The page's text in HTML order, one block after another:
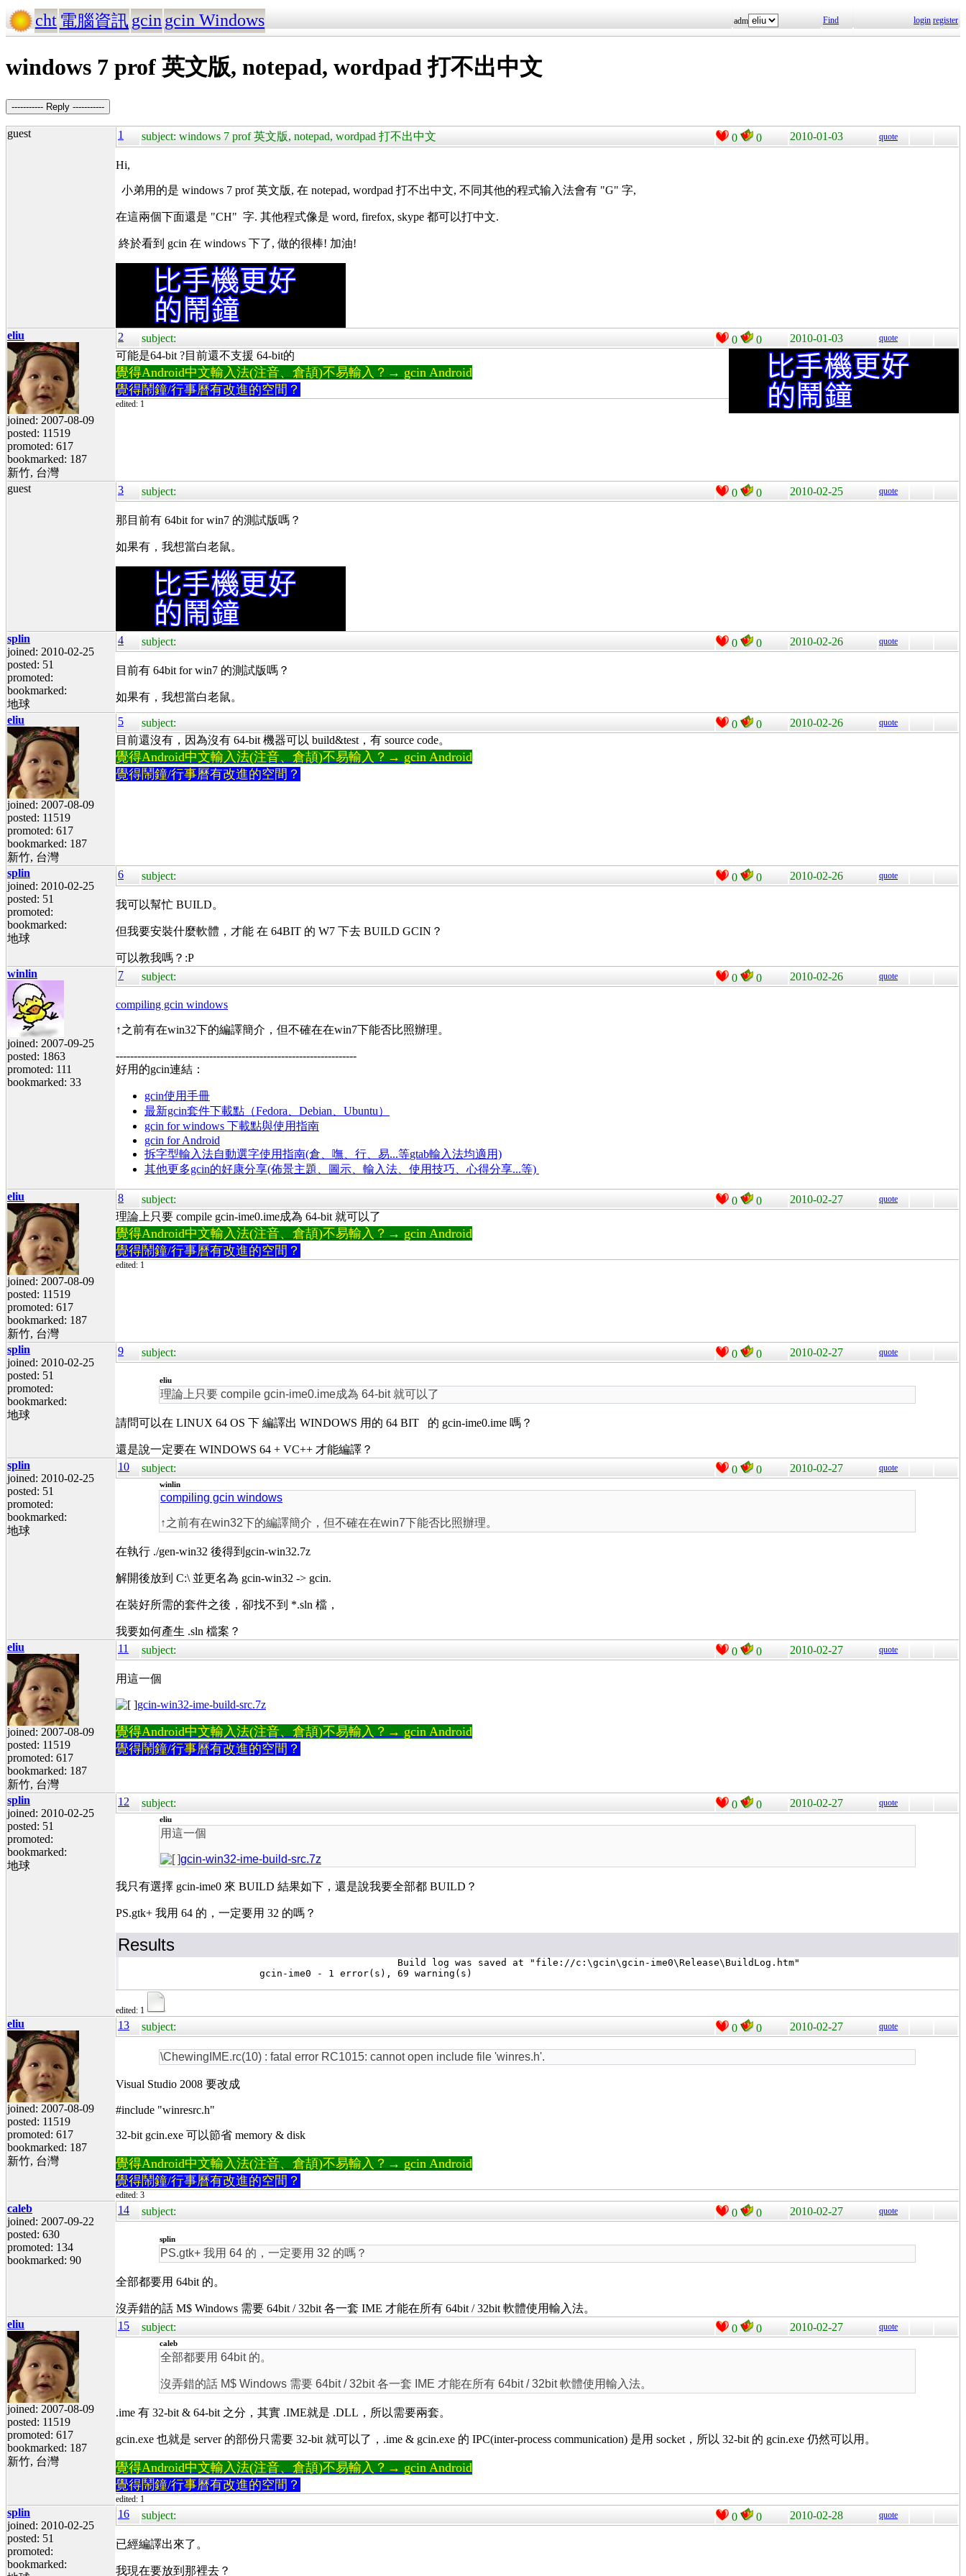
cht 電腦資訊 gcin gcin Windows adm Find login register
windows 7 prof 英文版, notepad, wordpad 打不出中文
----------- Reply -----------
guest 1 subject: windows 7 prof 英文版, notepad, wordpad 打不出中文 0 0 2010-01-03 quote
Hi,
小弟用的是 windows 7 prof 英文版, 在 notepad, wordpad 打不出中文, 不同其他的程式输入法會有 "G" 字,
在這兩個下面還是 "CH" 字. 其他程式像是 word, firefox, skype 都可以打中文.
終於看到 gcin 在 windows 下了, 做的很棒! 加油!
eliu
joined: 2007-08-09
posted: 11519
promoted: 617
bookmarked: 187
新竹, 台灣
2 subject: 0 0 2010-01-03 quote
可能是64-bit ?目前還不支援 64-bit的
覺得Android中文輸入法(注音、倉頡)不易輸入？→ gcin Android
覺得鬧鐘/行事曆有改進的空間？
edited: 1
guest 3 subject: 0 0 2010-02-25 quote
那目前有 64bit for win7 的測試版嗎？
如果有，我想當白老鼠。
splin
joined: 2010-02-25
posted: 51
promoted:
bookmarked:
地球
4 subject: 0 0 2010-02-26 quote
目前有 64bit for win7 的測試版嗎？
如果有，我想當白老鼠。
eliu
joined: 2007-08-09
posted: 11519
promoted: 617
bookmarked: 187
新竹, 台灣
5 subject: 0 0 2010-02-26 quote
目前還沒有，因為沒有 64-bit 機器可以 build&test，有 source code。
覺得Android中文輸入法(注音、倉頡)不易輸入？→ gcin Android
覺得鬧鐘/行事曆有改進的空間？
splin
joined: 2010-02-25
posted: 51
promoted:
bookmarked:
地球
6 subject: 0 0 2010-02-26 quote
我可以幫忙 BUILD。
但我要安裝什麼軟體，才能 在 64BIT 的 W7 下去 BUILD GCIN？
可以教我嗎？:P
winlin
joined: 2007-09-25
posted: 1863
promoted: 111
bookmarked: 33
7 subject: 0 0 2010-02-26 quote
compiling gcin windows
↑之前有在win32下的編譯簡介，但不確在在win7下能否比照辦理。
-------------------------------------------------------------------
好用的gcin連結：
gcin使用手冊
最新gcin套件下載點（Fedora、Debian、Ubuntu）
gcin for windows 下載點與使用指南
gcin for Android
拆字型輸入法自動選字使用指南(倉、嘸、行、易...等gtab輸入法均適用)
其他更多gcin的好康分享(佈景主題、圖示、輸入法、使用技巧、心得分享...等)
eliu
joined: 2007-08-09
posted: 11519
promoted: 617
bookmarked: 187
新竹, 台灣
8 subject: 0 0 2010-02-27 quote
理論上只要 compile gcin-ime0.ime成為 64-bit 就可以了
覺得Android中文輸入法(注音、倉頡)不易輸入？→ gcin Android
覺得鬧鐘/行事曆有改進的空間？
edited: 1
splin
joined: 2010-02-25
posted: 51
promoted:
bookmarked:
地球
9 subject: 0 0 2010-02-27 quote
eliu
理論上只要 compile gcin-ime0.ime成為 64-bit 就可以了
請問可以在 LINUX 64 OS 下 編譯出 WINDOWS 用的 64 BIT 的 gcin-ime0.ime 嗎？
還是說一定要在 WINDOWS 64 + VC++ 才能編譯？
splin
joined: 2010-02-25
posted: 51
promoted:
bookmarked:
地球
10 subject: 0 0 2010-02-27 quote
winlin
compiling gcin windows
↑之前有在win32下的編譯簡介，但不確在在win7下能否比照辦理。
在執行 ./gen-win32 後得到gcin-win32.7z
解開後放到 C:\ 並更名為 gcin-win32 -> gcin.
在裝好所需的套件之後，卻找不到 *.sln 檔，
我要如何產生 .sln 檔案？
eliu
joined: 2007-08-09
posted: 11519
promoted: 617
bookmarked: 187
新竹, 台灣
11 subject: 0 0 2010-02-27 quote
用這一個
gcin-win32-ime-build-src.7z
覺得Android中文輸入法(注音、倉頡)不易輸入？→ gcin Android
覺得鬧鐘/行事曆有改進的空間？
splin
joined: 2010-02-25
posted: 51
promoted:
bookmarked:
地球
12 subject: 0 0 2010-02-27 quote
eliu
用這一個
gcin-win32-ime-build-src.7z
我只有選擇 gcin-ime0 來 BUILD 結果如下，還是說我要全部都 BUILD？
PS.gtk+ 我用 64 的，一定要用 32 的嗎？
Results
edited: 1
eliu
joined: 2007-08-09
posted: 11519
promoted: 617
bookmarked: 187
新竹, 台灣
13 subject: 0 0 2010-02-27 quote
\ChewingIME.rc(10) : fatal error RC1015: cannot open include file 'winres.h'.
Visual Studio 2008 要改成
#include "winresrc.h"
32-bit gcin.exe 可以節省 memory & disk
覺得Android中文輸入法(注音、倉頡)不易輸入？→ gcin Android
覺得鬧鐘/行事曆有改進的空間？
edited: 3
caleb
joined: 2007-09-22
posted: 630
promoted: 134
bookmarked: 90
14 subject: 0 0 2010-02-27 quote
splin
PS.gtk+ 我用 64 的，一定要用 32 的嗎？
全部都要用 64bit 的。
沒弄錯的話 M$ Windows 需要 64bit / 32bit 各一套 IME 才能在所有 64bit / 32bit 軟體使用輸入法。
eliu
joined: 2007-08-09
posted: 11519
promoted: 617
bookmarked: 187
新竹, 台灣
15 subject: 0 0 2010-02-27 quote
caleb
全部都要用 64bit 的。
沒弄錯的話 M$ Windows 需要 64bit / 32bit 各一套 IME 才能在所有 64bit / 32bit 軟體使用輸入法。
.ime 有 32-bit & 64-bit 之分，其實 .IME就是 .DLL，所以需要兩套。
gcin.exe 也就是 server 的部份只需要 32-bit 就可以了，.ime & gcin.exe 的 IPC(inter-process communication) 是用 socket，所以 32-bit 的 gcin.exe 仍然可以用。
覺得Android中文輸入法(注音、倉頡)不易輸入？→ gcin Android
覺得鬧鐘/行事曆有改進的空間？
edited: 1
splin
joined: 2010-02-25
posted: 51
promoted:
bookmarked:
16 subject: 0 0 2010-02-28 quote
已經編譯出來了。
我現在要放到那裡去？